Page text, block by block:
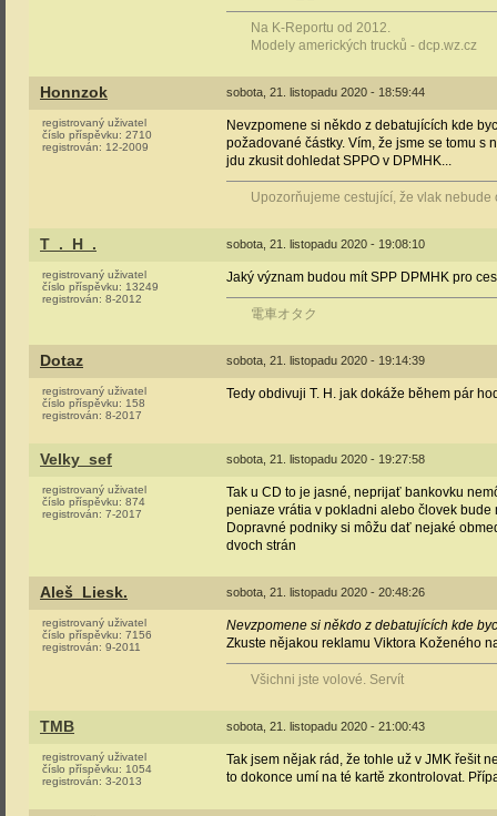
Na K-Reportu od 2012.
Modely amerických trucků - dcp.wz.cz
Honnzok sobota, 21. listopadu 2020 - 18:59:44
registrovaný uživatel
číslo příspěvku: 2710
registrován: 12-2009
Nevzpomene si někdo z debatujících kde
požadované částky. Vím, že jsme se tomu s
jdu zkusit dohledat SPPO v DPMHK...
Upozorňujeme cestující, že vlak nebude
T_._H_. sobota, 21. listopadu 2020 - 19:08:10
registrovaný uživatel
číslo příspěvku: 13249
registrován: 8-2012
Jaký význam budou mít SPP DPMHK pro
電車オタク
Dotaz sobota, 21. listopadu 2020 - 19:14:39
registrovaný uživatel
číslo příspěvku: 158
registrován: 8-2017
Tedy obdivuji T. H. jak dokáže během pár
Velky_sef sobota, 21. listopadu 2020 - 19:27:58
registrovaný uživatel
číslo příspěvku: 874
registrován: 7-2017
Tak u CD to je jasné, neprijať bankovku
peniaze vrátia v pokladni alebo človek
Dopravné podniky si môžu dať nejaké
dvoch strán
Aleš_Liesk. sobota, 21. listopadu 2020 - 20:48:26
registrovaný uživatel
číslo příspěvku: 7156
registrován: 9-2011
Nevzpomene si někdo z debatujících kde
Zkuste nějakou reklamu Viktora Koženého
Všichni jste volové. Servít
TMB sobota, 21. listopadu 2020 - 21:00:43
registrovaný uživatel
číslo příspěvku: 1054
registrován: 3-2013
Tak jsem nějak rád, že tohle už v JMK řešit
to dokonce umí na té kartě zkontrolovat.